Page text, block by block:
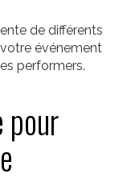
de différents
événement
performers.
pour